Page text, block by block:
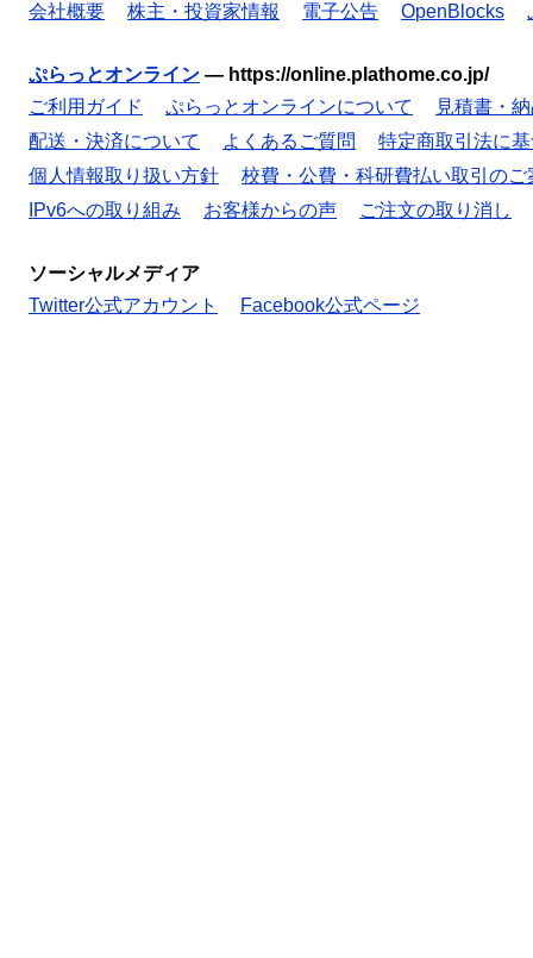
会社概要 株主・投資家情報 電子公告 OpenBlocks
ぷらっとオンライン — https://online.plathome.co.jp/
ご利用ガイド
ぷらっとオンラインについて
見積書・
配送・決済について
よくあるご質問
特定商取引法に
個人情報取り扱い方針
校費・公費・科研費払い取引のご
IPv6への取り組み
お客様からの声 ご注文の取り消し
ソーシャルメディア
Twitter公式アカウント
Facebook公式ページ